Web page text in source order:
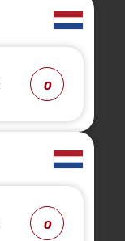
0
0